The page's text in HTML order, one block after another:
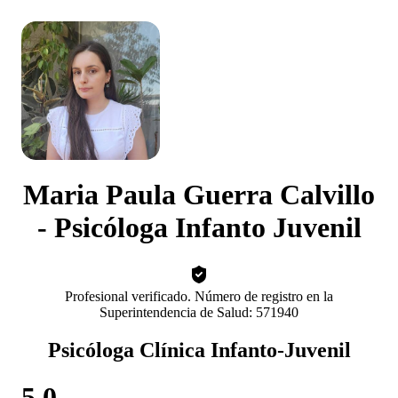
Maria Paula Guerra Calvillo
- Psicóloga Infanto Juvenil
Profesional verificado. Número de registro en la
Superintendencia de Salud: 571940
Psicóloga Clínica Infanto-Juvenil